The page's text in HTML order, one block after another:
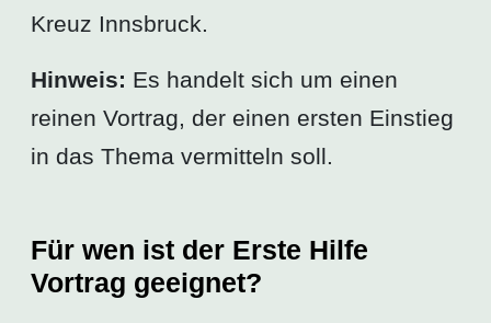
Kreuz Innsbruck.
Hinweis: Es handelt sich um einen
reinen Vortrag, der einen ersten Einstieg
in das Thema vermitteln soll.
Für wen ist der Erste Hilfe
Vortrag geeignet?